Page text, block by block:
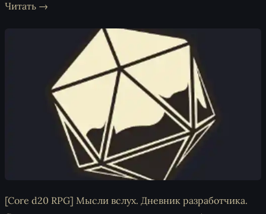
Читать →
[Core d20 RPG] Мысли вслух. Дневник разработчика.